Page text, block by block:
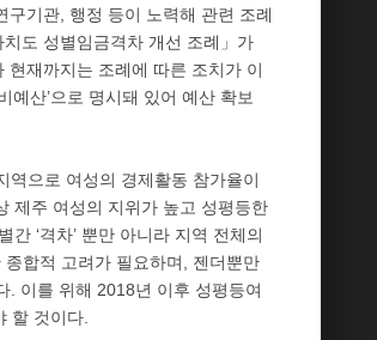
기관, 행정 등이 노력해 관련 조례
도 성별임금격차 개선 조례」가
재까지는 조례에 따른 조치가 이
예산’으로 명시돼 있어 예산 확보
역으로 여성의 경제활동 참가율이
제주 여성의 지위가 높고 성평등한
‘격차’ 뿐만 아니라 지역 전체의
종합적 고려가 필요하며, 젠더뿐만
. 이를 위해 2018년 이후 성평등여
할 것이다.